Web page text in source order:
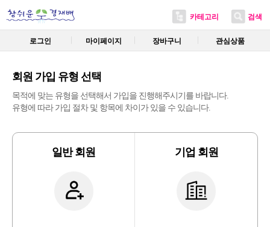
카테고리 검색
로그인 마이페이지 장바구니 관심상품
회원 가입 유형 선택
목적에 맞는 유형을 선택해서 가입을 진행해주시기를 바랍니다.
유형에 따라 가입 절차 및 항목에 차이가 있을 수 있습니다.
일반 회원 기업 회원